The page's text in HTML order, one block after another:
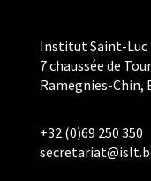
Institut Saint-Luc
7 chaussée de
Ramegnies-Chin,
+32 (0)69 250 350